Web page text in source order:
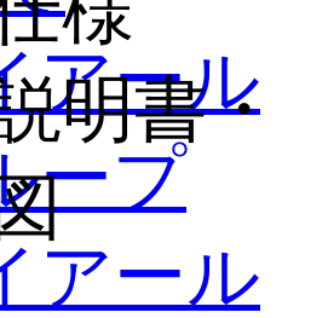
アール
ープ
アール
明書・